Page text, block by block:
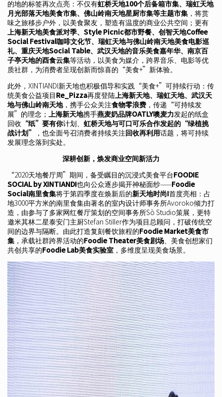
的地的标签再次点亮：不仅有虹桥天地100个后备箱市集、瑞虹天地
月光部落天地美食市集、佛山岭南天地星厨市集等主题市集 ，将赏
味之旅移步户外，以美食聚友，塑造有温度的商业公共空间；更有
上海新天地美食派对季、Style Picnic都市野餐、创智天地Coffee
Social Festival咖啡文化节、瑞虹天地与佛山岭南天地美食电影巡
礼、重庆天地Social Table、武汉天地的音乐美食嘉年华、南京百
子亭天地的酉食云集等活动，以美食为媒介，跨界音乐、电影等优
质社群，为消费者呈现创新而惊喜的“美食+”新体验。
此外，XINTIANDI新天地也积极倡导和实践“美食+”可持续行动：传
统美食公益项目Re_Pizza再度登陆上海新天地、瑞虹天地、武汉天
地与佛山岭南天地，携手公众关注食物零浪费 ，传递“可持续发
展”的理念； 上海新天地携手燕麦奶品牌OATLY噢麦力发起的纸盒
回收 “纸”要有你计划、 虹桥天地与可口可乐合作发起的“绿植挑
战计划”
，也全面号召消费者持续关注回收再利用话题，将可持续
发展理念落到实处。
深耕创新，焕发商业空间新活力
“2020天地餐厅周”期间，备受瞩目的沉浸式美食平台FOODIE
SOCIAL by XINTIANDI也向公众逐步揭开神秘面纱——Foodie
Social南里食集将于第四季度在焕新后的新天地时尚I首度亮相：占
地3000平方米的南里食集由著名的室内设计师事务所Avoroko倾力打
造，由参与了多家网红餐厅策划的空间事务所Sò Studio策展，更特
邀米其林二星泰安门主厨Stefan Stiller作为项目总顾问，打破传统空
间的边界与隔断。由此打造复刻餐饮旅程的Foodie Market美食市
集 ，承载社群跨界活动的Foodie Theater美食剧场、美食创想家们
共创共享的Foodie Lab美食实验室 ，多维度呈现美食场景。